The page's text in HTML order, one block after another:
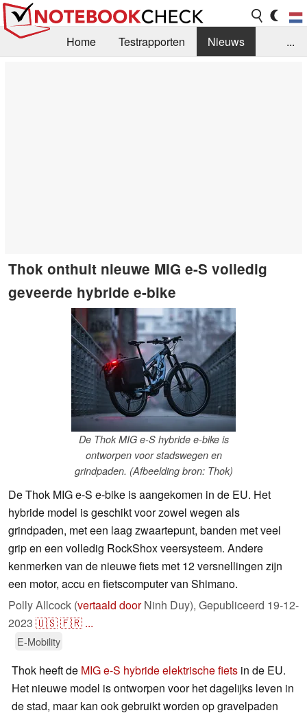
Home Testrapporten
Nieuws
...
Thok onthult nieuwe MIG e-S volledig
geveerde hybride e-bike
De Thok MIG e-S hybride e-bike is
ontworpen voor stadswegen en
grindpaden. (Afbeelding bron: Thok)
De Thok MIG e-S e-bike is aangekomen in de EU. Het
hybride model is geschikt voor zowel wegen als
grindpaden, met een laag zwaartepunt, banden met veel
grip en een volledig RockShox veersysteem. Andere
kenmerken van de nieuwe fiets met 12 versnellingen zijn
een motor, accu en fietscomputer van Shimano.
Polly Allcock (vertaald doorNinh Duy), Gepubliceerd 19-12-
2023 🇺🇸🇫🇷 ...
E-Mobility
Thok heeft de MIG e-S hybride elektrische fiets in de EU.
Het nieuwe model is ontworpen voor het dagelijks leven in
de stad, maar kan ook gebruikt worden op gravelpaden